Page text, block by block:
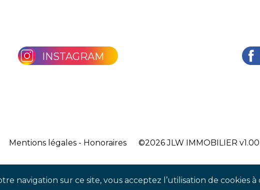
navigation sur ce site, vous acceptez l’utilisation de cookies
INSTAGRAM
Mentions légales - Honoraires ©2026JLW IMMOBILIER v1.00